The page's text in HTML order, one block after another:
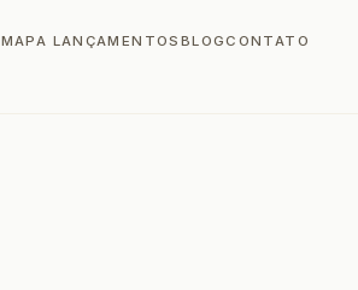
MAPA LANÇAMENTOS BLOGCONTATO